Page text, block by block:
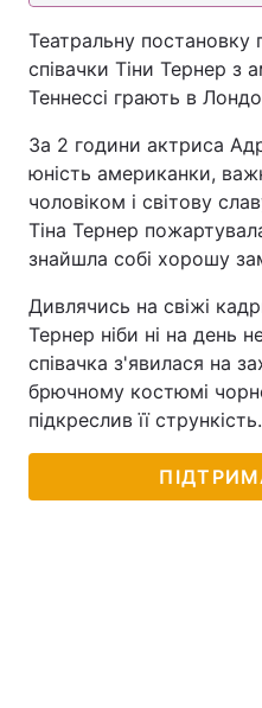
Театральну постановку
співачки Тіни Тернер з
Теннессі грають в
За 2 години актриса
юність американки,
чоловіком і світову
Тіна Тернер
знайшла собі хорошу
Дивлячись на свіжі
Тернер ніби ні на день
співачка з'явилася на
брючному костюмі
підкреслив її стрункість.